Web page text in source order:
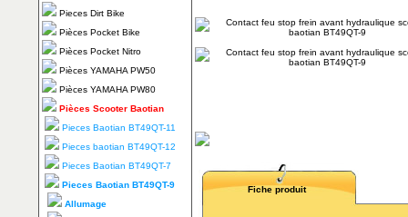
Pieces Dirt Bike
Pièces Pocket Bike
Pièces Pocket Nitro
Pièces YAMAHA PW50
Pièces YAMAHA PW80
Pièces Scooter Baotian
Pieces Baotian BT49QT-11
Pieces baotian BT49QT-12
Pieces Baotian BT49QT-7
Pieces Baotian BT49QT-9
Allumage
Fiche produit